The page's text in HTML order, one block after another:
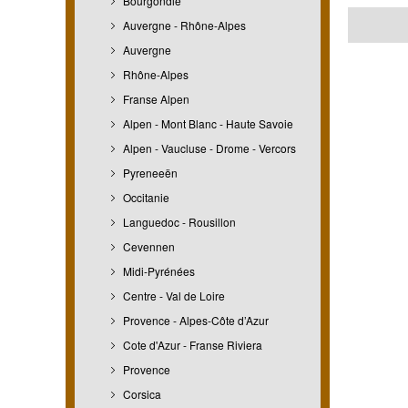
Auvergne - Rhône-Alpes
Auvergne
Rhône-Alpes
Franse Alpen
Alpen - Mont Blanc - Haute Savoie
Alpen - Vaucluse - Drome - Vercors
Pyreneeën
Occitanie
Languedoc - Rousillon
Cevennen
Midi-Pyrénées
Centre - Val de Loire
Provence - Alpes-Côte d’Azur
Cote d'Azur - Franse Riviera
Provence
Corsica